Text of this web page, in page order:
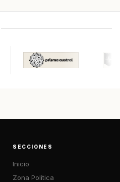
SECCIONES
Inicio
Zona Política